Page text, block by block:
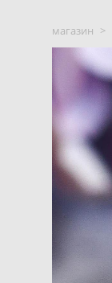
магазин >